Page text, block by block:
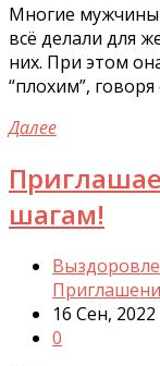
Многие мужчины
всё делали для
них. При этом
“плохим”,
Далее
шагам!
16 Сен, 2022
0